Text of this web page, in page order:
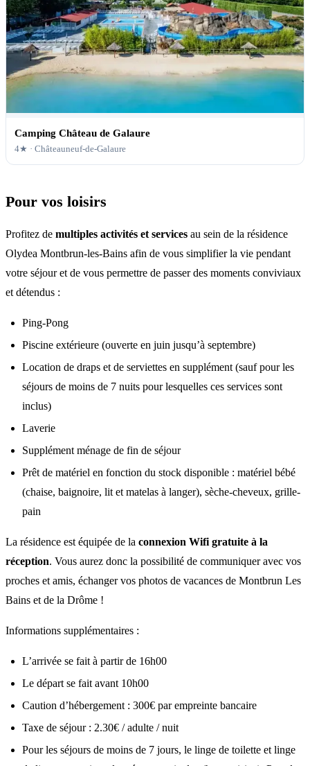
Camping Château de Galaure
4★ · Châteauneuf-de-Galaure
Pour vos loisirs
Profitez de multiples activités et services au sein de la résidence
Olydea Montbrun-les-Bains afin de vous simplifier la vie pendant
votre séjour et de vous permettre de passer des moments conviviaux
et détendus :
Ping-Pong
Piscine extérieure (ouverte en juin jusqu’à septembre)
Location de draps et de serviettes en supplément (sauf pour les
séjours de moins de 7 nuits pour lesquelles ces services sont
inclus)
Laverie
Supplément ménage de fin de séjour
Prêt de matériel en fonction du stock disponible : matériel bébé
(chaise, baignoire, lit et matelas à langer), sèche-cheveux, grille-
pain
La résidence est équipée de la connexion Wifi gratuite à la
réception. Vous aurez donc la possibilité de communiquer avec vos
proches et amis, échanger vos photos de vacances de Montbrun Les
Bains et de la Drôme !
Informations supplémentaires :
L’arrivée se fait à partir de 16h00
Le départ se fait avant 10h00
Caution d’hébergement : 300€ par empreinte bancaire
Taxe de séjour : 2.30€ / adulte / nuit
Pour les séjours de moins de 7 jours, le linge de toilette et linge